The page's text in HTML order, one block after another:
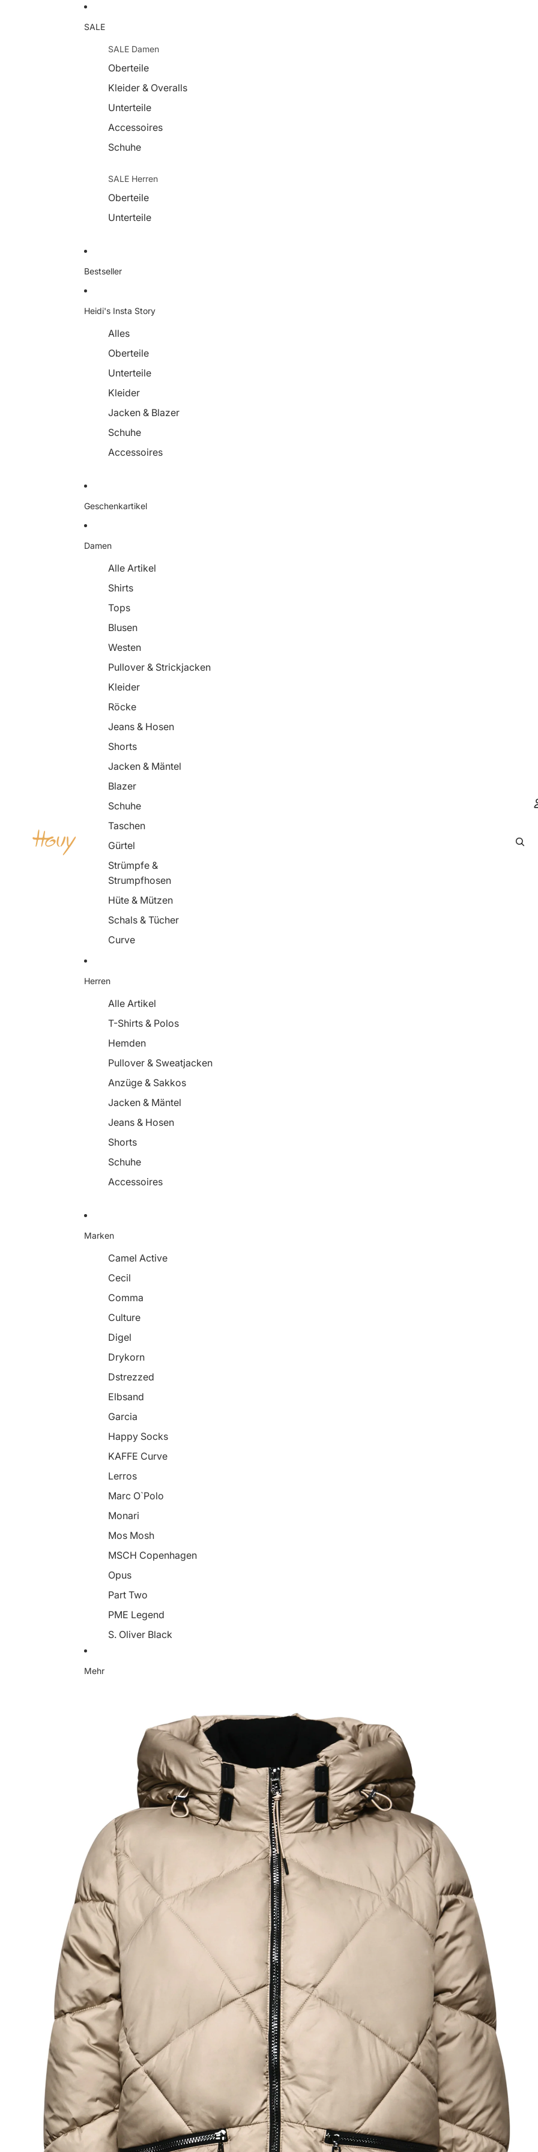
SALE
SALE Damen
Oberteile
Kleider & Overalls
Unterteile
Accessoires
Schuhe
SALE Herren
Oberteile
Unterteile
Bestseller
Heidi's Insta Story
Alles
Oberteile
Unterteile
Kleider
Jacken & Blazer
Schuhe
Accessoires
Geschenkartikel
Damen
Alle Artikel
Shirts
Tops
Blusen
Westen
Pullover & Strickjacken
Kleider
Röcke
Jeans & Hosen
Shorts
Jacken & Mäntel
Blazer
Schuhe
Taschen
Gürtel
Strümpfe &
Strumpfhosen
Hüte & Mützen
Schals & Tücher
Curve
Herren
Alle Artikel
T-Shirts & Polos
Hemden
Pullover & Sweatjacken
Anzüge & Sakkos
Jacken & Mäntel
Jeans & Hosen
Shorts
Schuhe
Accessoires
Marken
Camel Active
Cecil
Comma
Culture
Digel
Drykorn
Dstrezzed
Elbsand
Garcia
Happy Socks
KAFFE Curve
Lerros
Marc O`Polo
Monari
Mos Mosh
MSCH Copenhagen
Opus
Part Two
PME Legend
S. Oliver Black
Mehr